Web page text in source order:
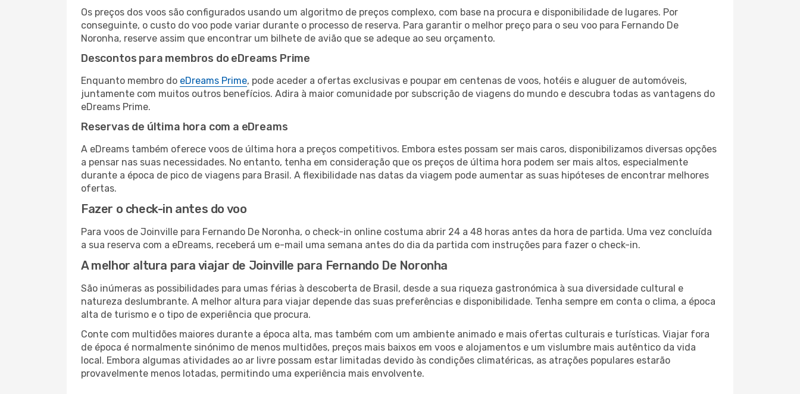
Os preços dos voos são configurados usando um algoritmo de preços complexo, com base na procura e disponibilidade de lugares. Por
conseguinte, o custo do voo pode variar durante o processo de reserva. Para garantir o melhor preço para o seu voo para Fernando De
Noronha, reserve assim que encontrar um bilhete de avião que se adeque ao seu orçamento.
Descontos para membros do eDreams Prime
Enquanto membro do eDreams Prime, pode aceder a ofertas exclusivas e poupar em centenas de voos, hotéis e aluguer de automóveis,
juntamente com muitos outros benefícios. Adira à maior comunidade por subscrição de viagens do mundo e descubra todas as vantagens do
eDreams Prime.
Reservas de última hora com a eDreams
A eDreams também oferece voos de última hora a preços competitivos. Embora estes possam ser mais caros, disponibilizamos diversas opções
a pensar nas suas necessidades. No entanto, tenha em consideração que os preços de última hora podem ser mais altos, especialmente
durante a época de pico de viagens para Brasil. A flexibilidade nas datas da viagem pode aumentar as suas hipóteses de encontrar melhores
ofertas.
Fazer o check-in antes do voo
Para voos de Joinville para Fernando De Noronha, o check-in online costuma abrir 24 a 48 horas antes da hora de partida. Uma vez concluída
a sua reserva com a eDreams, receberá um e-mail uma semana antes do dia da partida com instruções para fazer o check-in.
A melhor altura para viajar de Joinville para Fernando De Noronha
São inúmeras as possibilidades para umas férias à descoberta de Brasil, desde a sua riqueza gastronómica à sua diversidade cultural e
natureza deslumbrante. A melhor altura para viajar depende das suas preferências e disponibilidade. Tenha sempre em conta o clima, a época
alta de turismo e o tipo de experiência que procura.
Conte com multidões maiores durante a época alta, mas também com um ambiente animado e mais ofertas culturais e turísticas. Viajar fora
de época é normalmente sinónimo de menos multidões, preços mais baixos em voos e alojamentos e um vislumbre mais autêntico da vida
local. Embora algumas atividades ao ar livre possam estar limitadas devido às condições climatéricas, as atrações populares estarão
provavelmente menos lotadas, permitindo uma experiência mais envolvente.